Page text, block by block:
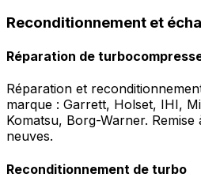
Reconditionnement et
Réparation de
Réparation et
marque : Garrett, Holset, IHI,
Komatsu, Borg-Warner.
neuves.
Reconditionnement de turbo